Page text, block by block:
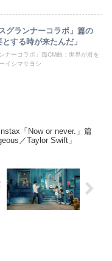
グランナーコラボ」篇の
する時が来たんだ」
ナーコラボ」篇CM曲：世界が君を
イシマサヨシ
「Now or never.」篇
／Taylor Swift」